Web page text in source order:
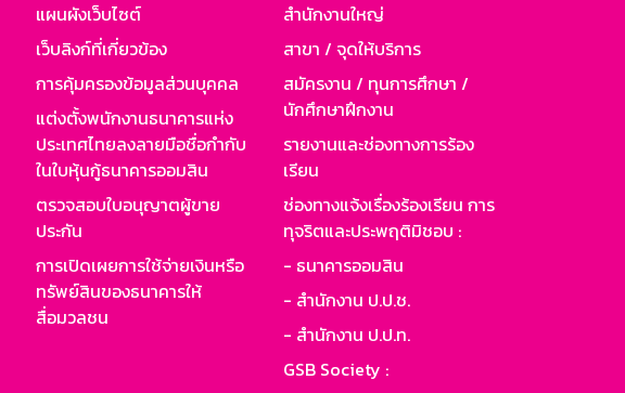
แผนผังเว็บไซต์
เว็บลิงก์ที่เกี่ยวข้อง
การคุ้มครองข้อมูลส่วนบุคคล
แต่งตั้งพนักงานธนาคารแห่ง
ประเทศไทยลงลายมือชื่อกำกับ
ในใบหุ้นกู้ธนาคารออมสิน
ตรวจสอบใบอนุญาตผู้ขาย
ประกัน
การเปิดเผยการใช้จ่ายเงินหรือ
ทรัพย์สินของธนาคารให้
สื่อมวลชน
สำนักงานใหญ่
สาขา / จุดให้บริการ
สมัครงาน / ทุนการศึกษา /
นักศึกษาฝึกงาน
รายงานและช่องทางการร้อง
เรียน
ช่องทางแจ้งเรื่องร้องเรียน การ
ทุจริตและประพฤติมิชอบ :
- ธนาคารออมสิน
- สำนักงาน ป.ป.ช.
- สำนักงาน ป.ป.ท.
GSB Society :